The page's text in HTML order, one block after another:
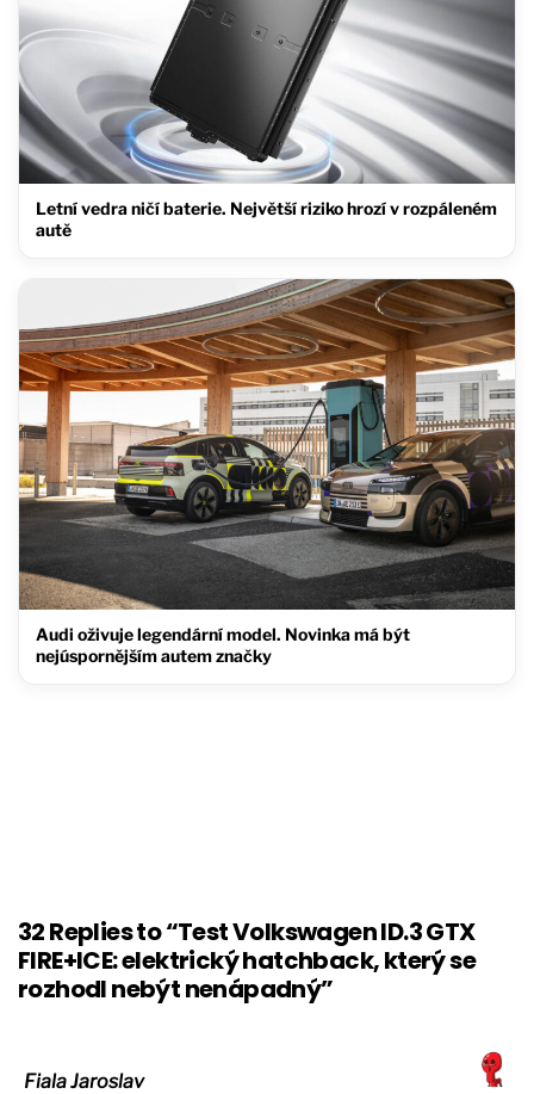
Letní vedra ničí baterie. Největší riziko hrozí v rozpáleném
autě
Audi oživuje legendární model. Novinka má být
nejúspornějším autem značky
32 Replies to “Test Volkswagen ID.3 GTX
FIRE+ICE: elektrický hatchback, který se
rozhodl nebýt nenápadný”
Fiala Jaroslav